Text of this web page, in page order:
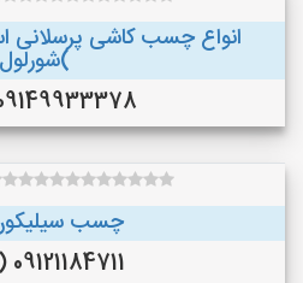
انواع چسب کاشی
)شورلول
09149933378
چسب
09121184711 (تهران)